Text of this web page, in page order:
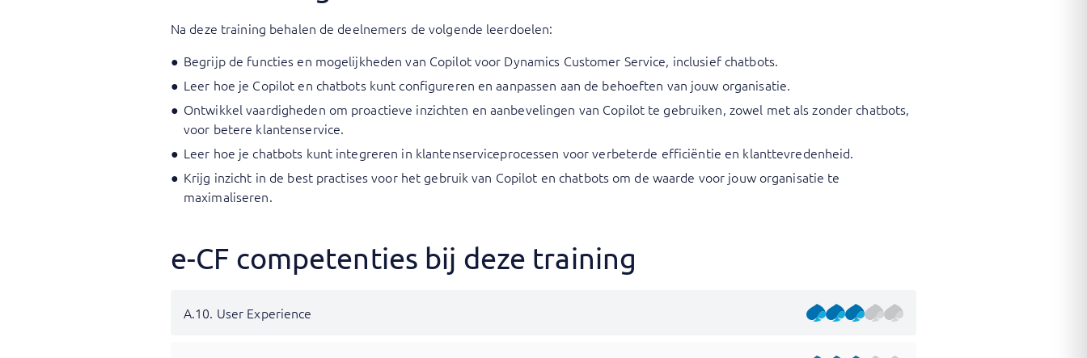
Na deze training behalen de deelnemers de volgende leerdoelen:
Begrijp de functies en mogelijkheden van Copilot voor Dynamics Customer Service, inclusief chatbots.
Leer hoe je Copilot en chatbots kunt configureren en aanpassen aan de behoeften van jouw organisatie.
Ontwikkel vaardigheden om proactieve inzichten en aanbevelingen van Copilot te gebruiken, zowel met als zonder chatbots,
voor betere klantenservice.
Leer hoe je chatbots kunt integreren in klantenserviceprocessen voor verbeterde efficiëntie en klanttevredenheid.
Krijg inzicht in de best practises voor het gebruik van Copilot en chatbots om de waarde voor jouw organisatie te
maximaliseren.
e-CF competenties bij deze training
A.10. User Experience